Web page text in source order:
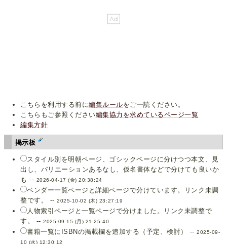
こちらを利用する前に編集ルールをご一読ください。
こちらもご参照ください編集協力を求めているページ一覧
編集方針
掲示板
スタイル別を明朝ページ、ゴシックページに分けつつ本文、見
出し、バリエーションあるなし、仮名書体などで分けても良いか
も -- 2026-04-17 (金) 20:38:24
ベンダー一覧ページと詳細ページで分けています。リンク未調
整です。 --2025-10-02 (木) 23:27:19
人物索引ページと一覧ページで分けました。リンク未調整で
す。 --2025-09-15 (月) 21:25:40
書籍一覧にISBNの掲載欄を追加する（予定、検討） --2025-09-
10 (水) 12:30:12